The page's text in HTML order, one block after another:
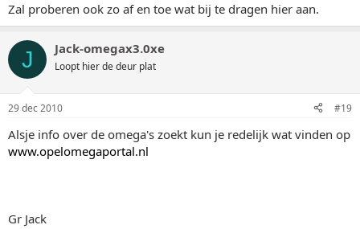
Zal proberen ook zo af en toe wat bij te dragen hier aan.
J Jack-omegax3.0xe
Loopt hier de deur plat
29 dec 2010 #19
Alsje info over de omega's zoekt kun je redelijk wat vinden op
www.opelomegaportal.nl
Gr Jack